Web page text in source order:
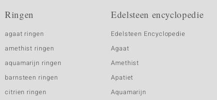
Ringen
agaat ringen
amethist ringen
aquamarijn ringen
barnsteen ringen
citrien ringen
Edelsteen encyclopedie
Edelsteen Encyclopedie
Agaat
Amethist
Apatiet
Aquamarijn